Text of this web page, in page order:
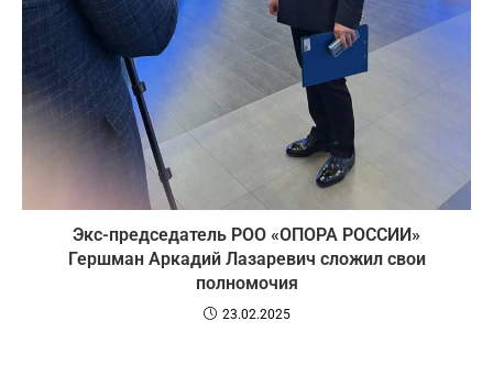
Экс-председатель РОО «ОПОРА РОССИИ»
Гершман Аркадий Лазаревич сложил свои
полномочия
23.02.2025